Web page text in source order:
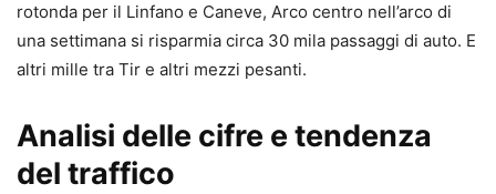
rotonda per il Linfano e Caneve, Arco centro nell’arco di
una settimana si risparmia circa 30 mila passaggi di auto. E
altri mille tra Tir e altri mezzi pesanti.
Analisi delle cifre e tendenza
del traffico